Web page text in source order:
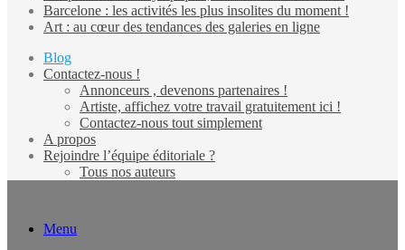
Barcelone : les activités les plus insolites du moment !
Art : au cœur des tendances des galeries en ligne
Blog
Contactez-nous !
Annonceurs , devenons partenaires !
Artiste, affichez votre travail gratuitement ici !
Contactez-nous tout simplement
A propos
Rejoindre l’équipe éditoriale ?
Tous nos auteurs
Menu